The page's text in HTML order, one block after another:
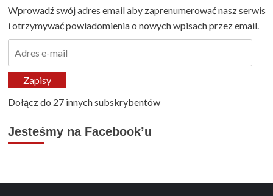
Wprowadź swój adres email aby zaprenumerować nasz serwis
i otrzymywać powiadomienia o nowych wpisach przez email.
mailZapisy
Dołącz do 27 innych subskrybentów
Jesteśmy na Facebook’u